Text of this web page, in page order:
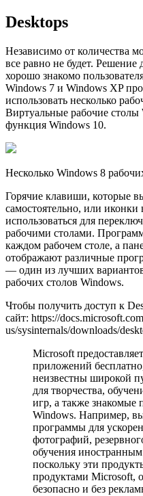
Desktops
Независимо от количества
все равно не будет. Решение
хорошо знакомо
Windows 7 и Windows XP
использовать несколько
Виртуальные рабочие
функция Windows 10.
Несколько Windows 8
Горячие клавиши, которые
самостоятельно, или иконки
использоваться для
рабочими столами.
каждом рабочем столе, а
отображают различные
— один из лучших
рабочих столов Windows.
Чтобы получить доступ к
сайт: https://
us/sysinternals/downloads/
Microsoft
приложений
неизвестны широкой
для творчества,
игр, а также знакомые
Windows. Например,
программы для
фотографий,
обучения
поскольку эти
продуктами Microsoft,
безопасно и без